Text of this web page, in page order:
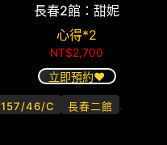
長春2館：甜妮
心得*2
NT$2,700
立即預約❤️
157/46/C 長春二館 .